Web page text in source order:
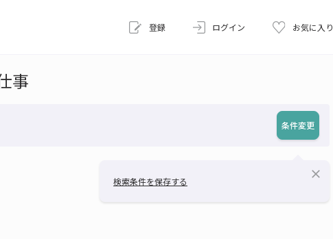
登録 ログイン お気に入り
事
条件変更
検索条件を保存する
close